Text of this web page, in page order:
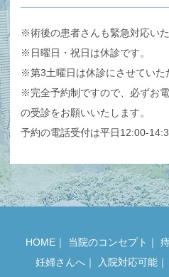
※術後の患者さんも緊急対応いた
※日曜日・祝日は休診です。
※第3土曜日は休診にさせていた
※完全予約制ですので、必ずお
の受診をお願いいたします。
予約の電話受付は平日12:00-
HOME｜ 当院のコンセプト ｜
妊婦さんへ｜ 入院対応可能｜